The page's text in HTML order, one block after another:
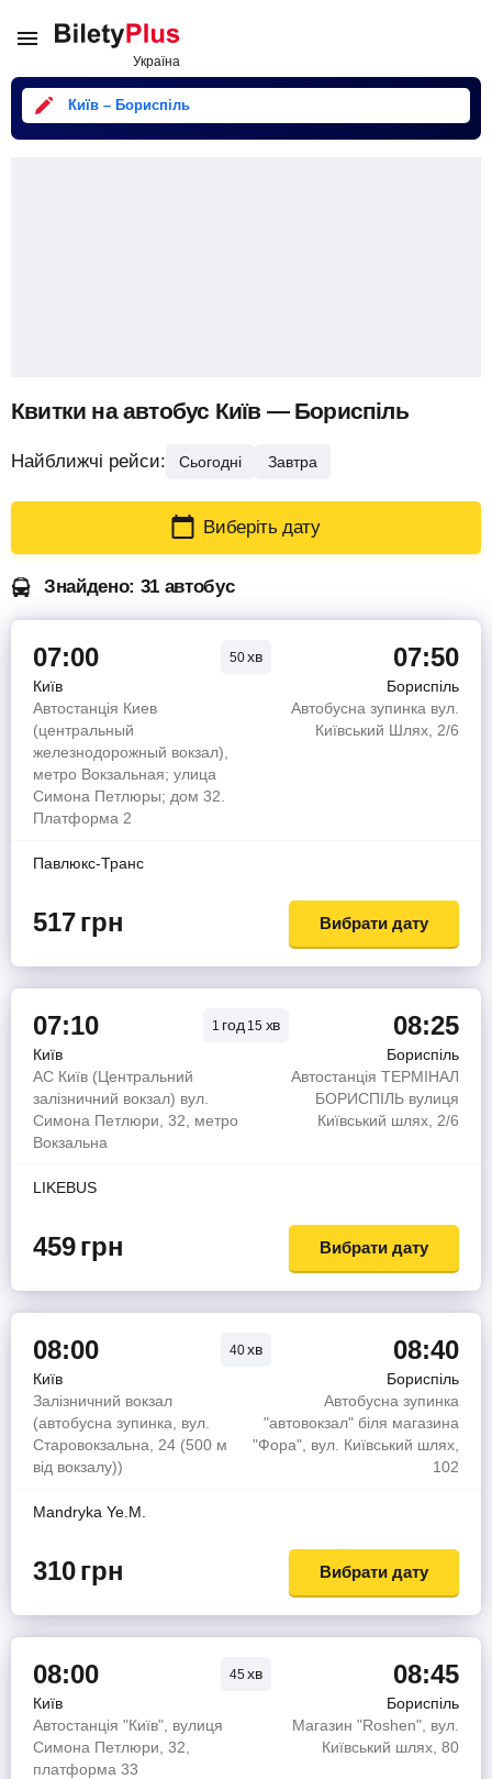
Київ – Бориспіль
Квитки на автобус Київ — Бориспіль
Найближчі рейси: Сьогодні Завтра
Виберіть дату
Знайдено: 31 автобус
07:00 50хв 07:50
Київ
Бориспіль
Автостанція Киев
(центральный
железнодорожный вокзал),
метро Вокзальная; улица
Симона Петлюры; дом 32.
Платформа 2
Автобусна зупинка вул.
Київський Шлях, 2/6
Павлюкс-Транс
517грн Вибрати дату
07:10 1 год15 хв 08:25
Київ
Бориспіль
АС Київ (Центральний
залізничний вокзал) вул.
Симона Петлюри, 32, метро
Вокзальна
Автостанція ТЕРМІНАЛ
БОРИСПІЛЬ вулиця
Київський шлях, 2/6
LIKEBUS
459грн Вибрати дату
08:00 40хв 08:40
Київ
Бориспіль
Залізничний вокзал
(автобусна зупинка, вул.
Старовокзальна, 24 (500 м
від вокзалу))
Автобусна зупинка
"автовокзал" біля магазина
"Фора", вул. Київський шлях,
102
Mandryka Ye.M.
310грн Вибрати дату
08:00 45хв 08:45
Київ
Бориспіль
Автостанція "Київ", вулиця
Симона Петлюри, 32,
платформа 33
Магазин "Roshen", вул.
Київський шлях, 80